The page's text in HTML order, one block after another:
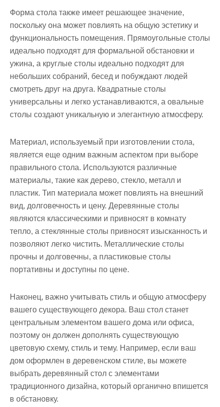
Форма стола также имеет решающее значение,
поскольку она может повлиять на общую эстетику и
функциональность помещения. Прямоугольные столы
идеально подходят для формальной обстановки и
ужина, а круглые столы идеально подходят для
небольших собраний, бесед и побуждают людей
смотреть друг на друга. Квадратные столы
универсальны и легко устанавливаются, а овальные
столы создают уникальную и элегантную атмосферу.
Материал, используемый при изготовлении стола,
является еще одним важным аспектом при выборе
правильного стола. Используются различные
материалы, такие как дерево, стекло, металл и
пластик. Тип материала может повлиять на внешний
вид, долговечность и цену. Деревянные столы
являются классическими и привносят в комнату
тепло, а стеклянные столы привносят изысканность и
позволяют легко чистить. Металлические столы
прочны и долговечны, а пластиковые столы
портативны и доступны по цене.
Наконец, важно учитывать стиль и общую атмосферу
вашего существующего декора. Ваш стол станет
центральным элементом вашего дома или офиса,
поэтому он должен дополнять существующую
цветовую схему, стиль и тему. Например, если ваш
дом оформлен в деревенском стиле, вы можете
выбрать деревянный стол с элементами
традиционного дизайна, который органично впишется
в обстановку.